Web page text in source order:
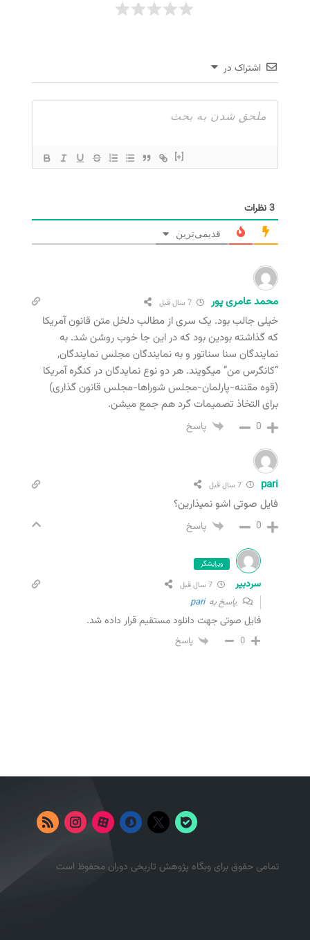
اشتراک در
[+]
3نظرات
قدیمی‌ترین
محمد عامری پور
خیلی جالب بود. یک سری از مطالب دلخل متن قانون آمریکا
که گذاشته بودین بود که در این جا خوب روشن شد. به
نمایندگان سنا سناتور و به نمایندگان مجلس نمایندگان,
“کانگرس من” میگویند. هر دو نوع نمایدگان در کنگره آمریکا
(قوه مقننه-پارلمان-مجلس شوراها-مجلس قانون گذاری)
برای التخاذ تصمیمات گرد هم جمع میشن.
0 پاسخ
pari
فایل صوتی اشو نمیذارین؟
0 پاسخ
ویرایشگر
سردبیر
پاسخ بهpari
فایل صوتی جهت دانلود مستقیم قرار داده شد.
0 پاسخ
تمامی حقوق برای وبگاه پژوهش تاریخی دوران محفوظ است